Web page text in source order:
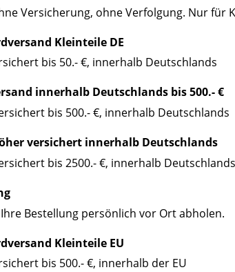
Versicherung, ohne Verfolgung. Nur für
Kleinteile DE
bis 50.- €, innerhalb Deutschlands
innerhalb Deutschlands bis 500.- €
bis 500.- €, innerhalb Deutschlands
versichert innerhalb Deutschlands
bis 2500.- €, innerhalb Deutschlands
Bestellung persönlich vor Ort abholen.
Kleinteile EU
bis 500.- €, innerhalb der EU